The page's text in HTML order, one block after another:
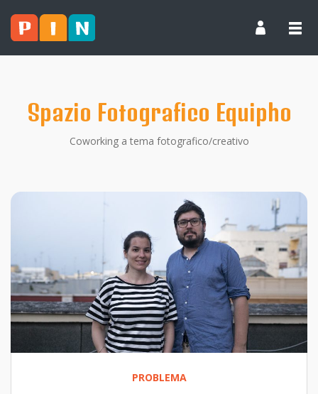
Spazio Fotografico Equipho
Coworking a tema fotografico/creativo
PROBLEMA